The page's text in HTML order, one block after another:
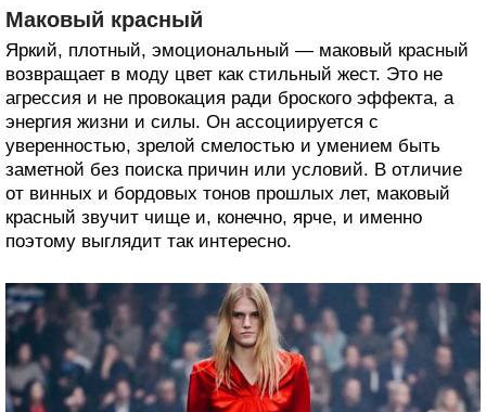
Маковый красный
Яркий, плотный, эмоциональный — маковый красный
возвращает в моду цвет как стильный жест. Это не
агрессия и не провокация ради броского эффекта, а
энергия жизни и силы. Он ассоциируется с
уверенностью, зрелой смелостью и умением быть
заметной без поиска причин или условий. В отличие
от винных и бордовых тонов прошлых лет, маковый
красный звучит чище и, конечно, ярче, и именно
поэтому выглядит так интересно.